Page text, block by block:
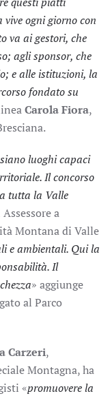
ogni giorno con
va ai gestori, che
agli sponsor, che
e alle istituzioni, la
fondato su
Carola Fiora,
luoghi capaci
Il concorso
tutta la Valle
Assessore a
Montana di Valle
e ambientali. Qui la
Il
» aggiunge
al Parco
Carzeri,
Montagna, ha
«promuovere la